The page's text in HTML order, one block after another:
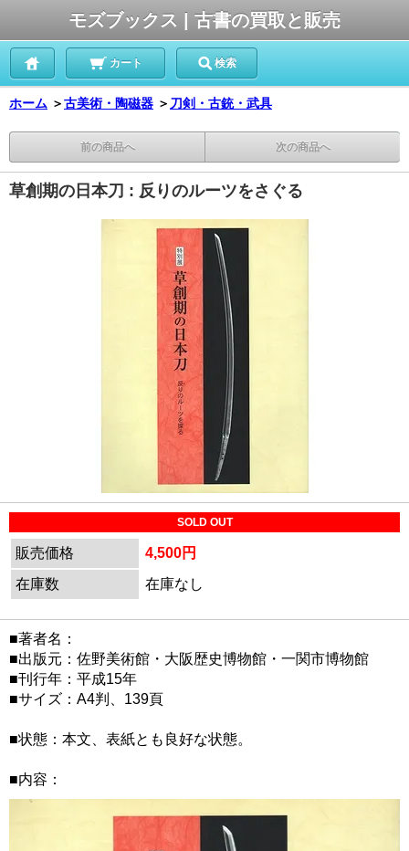
モズブックス | 古書の買取と販売
カート 検索
ホーム ＞古美術・陶磁器 ＞ 刀剣・古銃・武具
前の商品へ 次の商品へ
草創期の日本刀 : 反りのルーツをさぐる
SOLD OUT
販売価格
4,500円
在庫数
在庫なし
■著者名：
■出版元：佐野美術館・大阪歴史博物館・一関市博物館
■刊行年：平成15年
■サイズ：A4判、139頁
■状態：本文、表紙とも良好な状態。
■内容：